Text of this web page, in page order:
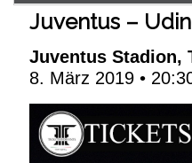
Juventus –
Juventus Stadion,
8. März 2019 •